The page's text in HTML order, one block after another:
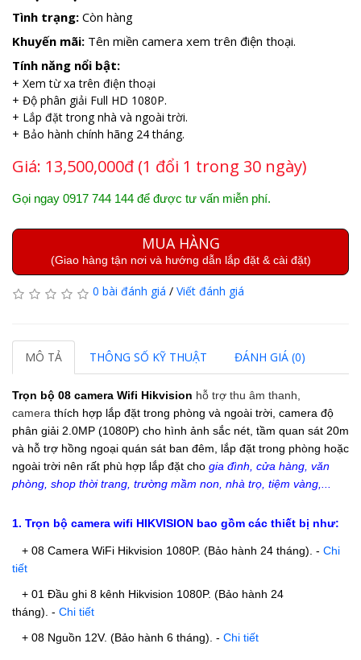
Tình trạng: Còn hàng
Khuyến mãi: Tên miền camera xem trên điện thoại.
Tính năng nổi bật:
+ Xem từ xa trên điện thoại
+ Độ phân giải Full HD 1080P.
+ Lắp đặt trong nhà và ngoài trời.
+ Bảo hành chính hãng 24 tháng.
Giá: 13,500,000đ (1 đổi 1 trong 30 ngày)
Gọi ngay 0917 744 144 để được tư vấn miễn phí.
MUA HÀNG
(Giao hàng tận nơi và hướng dẫn lắp đặt & cài đặt)
0 bài đánh giá / Viết đánh giá
MÔ TẢ THÔNG SỐ KỸ THUẬT ĐÁNH GIÁ (0)
Trọn bộ 08 camera Wifi Hikvision hỗ trợ thu âm thanh,
camera thích hợp lắp đặt trong phòng và ngoài trời, camera độ
phân giải 2.0MP (1080P) cho hình ảnh sắc nét, tầm quan sát 20m
và hỗ trợ hồng ngoại quán sát ban đêm, lắp đặt trong phòng hoặc
ngoài trời nên rất phù hợp lắp đặt cho gia đình, cửa hàng, văn
phòng, shop thời trang, trường mầm non, nhà trọ, tiệm vàng,...
1. Trọn bộ camera wifi HIKVISION bao gồm các thiết bị như:
+ 08 Camera WiFi Hikvision 1080P. (Bảo hành 24 tháng). - Chi
tiết
+ 01 Đầu ghi 8 kênh Hikvision 1080P. (Bảo hành 24
tháng). - Chi tiết
+ 08 Nguồn 12V. (Bảo hành 6 tháng). - Chi tiết